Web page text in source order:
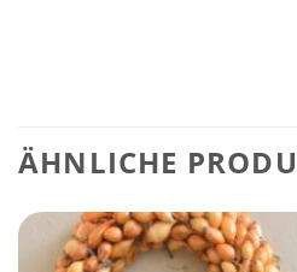
ÄHNLICHE